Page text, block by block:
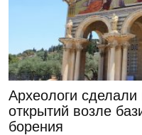
Археологи
открытий возле
борения